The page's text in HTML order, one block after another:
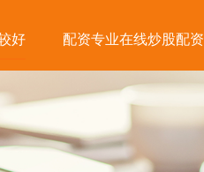
好 配资专业在线炒股配资